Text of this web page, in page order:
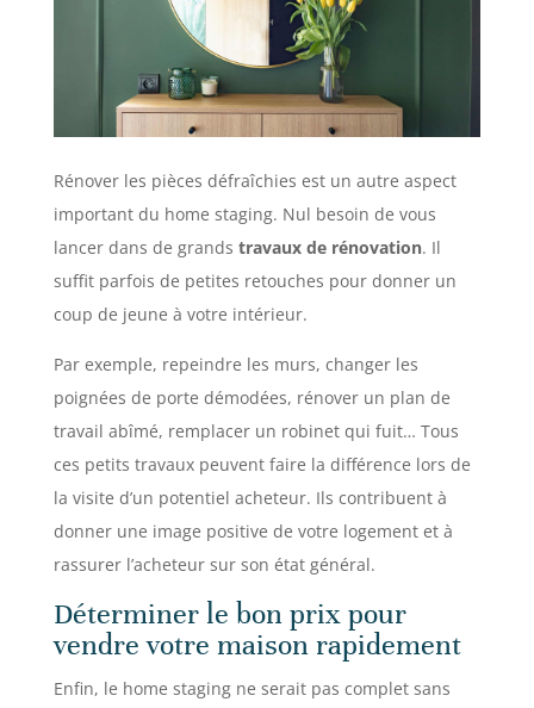
Rénover les pièces défraîchies est un autre aspect
important du home staging. Nul besoin de vous
lancer dans de grands travaux de rénovation. Il
suffit parfois de petites retouches pour donner un
coup de jeune à votre intérieur.
Par exemple, repeindre les murs, changer les
poignées de porte démodées, rénover un plan de
travail abîmé, remplacer un robinet qui fuit… Tous
ces petits travaux peuvent faire la différence lors de
la visite d’un potentiel acheteur. Ils contribuent à
donner une image positive de votre logement et à
rassurer l’acheteur sur son état général.
Déterminer le bon prix pour
vendre votre maison rapidement
Enfin, le home staging ne serait pas complet sans